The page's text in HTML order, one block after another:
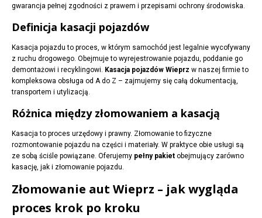
gwarancja pełnej zgodności z prawem i przepisami ochrony środowiska.
Definicja kasacji pojazdów
Kasacja pojazdu to proces, w którym samochód jest legalnie wycofywany
z ruchu drogowego. Obejmuje to wyrejestrowanie pojazdu, poddanie go
demontażowi i recyklingowi. Kasacja pojazdów Wieprz w naszej firmie to
kompleksowa obsługa od A do Z – zajmujemy się całą dokumentacją,
transportem i utylizacją.
Różnica między złomowaniem a kasacją
Kasacja to proces urzędowy i prawny. Złomowanie to fizyczne
rozmontowanie pojazdu na części i materiały. W praktyce obie usługi są
ze sobą ściśle powiązane. Oferujemy pełny pakiet obejmujący zarówno
kasację, jak i złomowanie pojazdu.
Złomowanie aut Wieprz – jak wygląda
proces krok po kroku